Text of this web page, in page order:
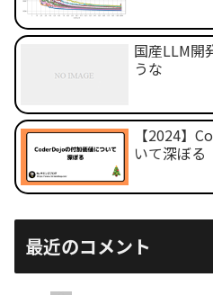
国産LLM開
うな
【2024】
いて深ぼる
最近のコメント